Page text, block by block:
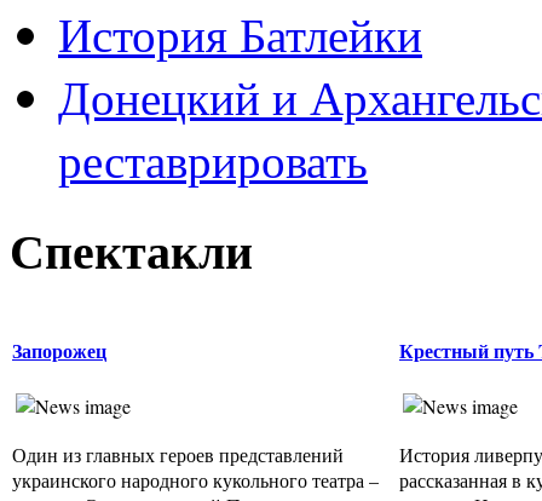
История Батлейки
Донецкий и
реставрировать
Спектакли
Запорожец
Один из главных героев представлений
украинского народного кукольного театра –
Крестный путь
История
рассказанная в